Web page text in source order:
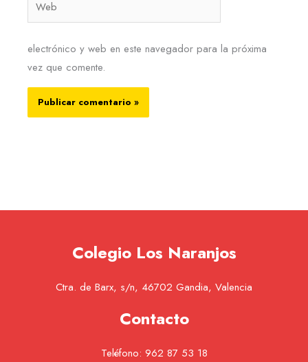
electrónico y web en este navegador para la próxima
vez que comente.
Colegio Los Naranjos
Ctra. de Barx, s/n, 46702 Gandia, Valencia
Contacto
Teléfono: 962 87 53 18